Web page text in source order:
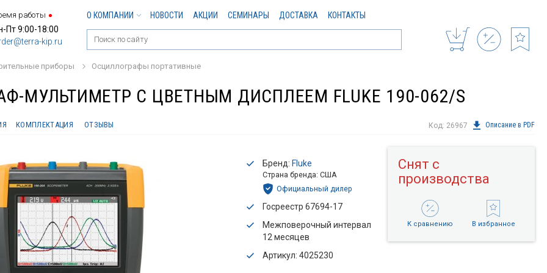
работы
Пт 9:00-18:00
kip.ru
О КОМПАНИИ НОВОСТИ АКЦИИ СЕМИНАРЫ ДОСТАВКА КОНТАКТЫ
приборы Осциллографы портативные
МУЛЬТИМЕТР С ЦВЕТНЫМ ДИСПЛЕЕМ FLUKE 190-062/S
КОМПЛЕКТАЦИЯ ОТЗЫВЫ Код: 26967 Описание в PDF
Бренд: Fluke
Страна бренда: США
Официальный дилер
Госреестр 67694-17
Межповерочный интервал
12 месяцев
Артикул: 4025230
Снят с
производства
К сравнению В избранное